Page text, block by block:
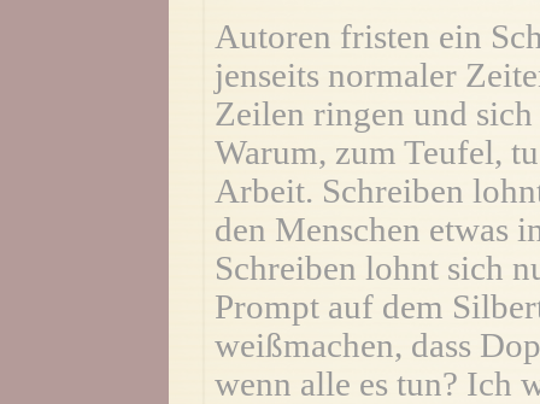
Autoren fristen ein
jenseits normaler
Zeilen ringen und
Warum, zum Teufel,
Arbeit. Schreiben
den Menschen etwas
Schreiben lohnt sich
Prompt auf dem
weißmachen, dass
wenn alle es tun? Ich